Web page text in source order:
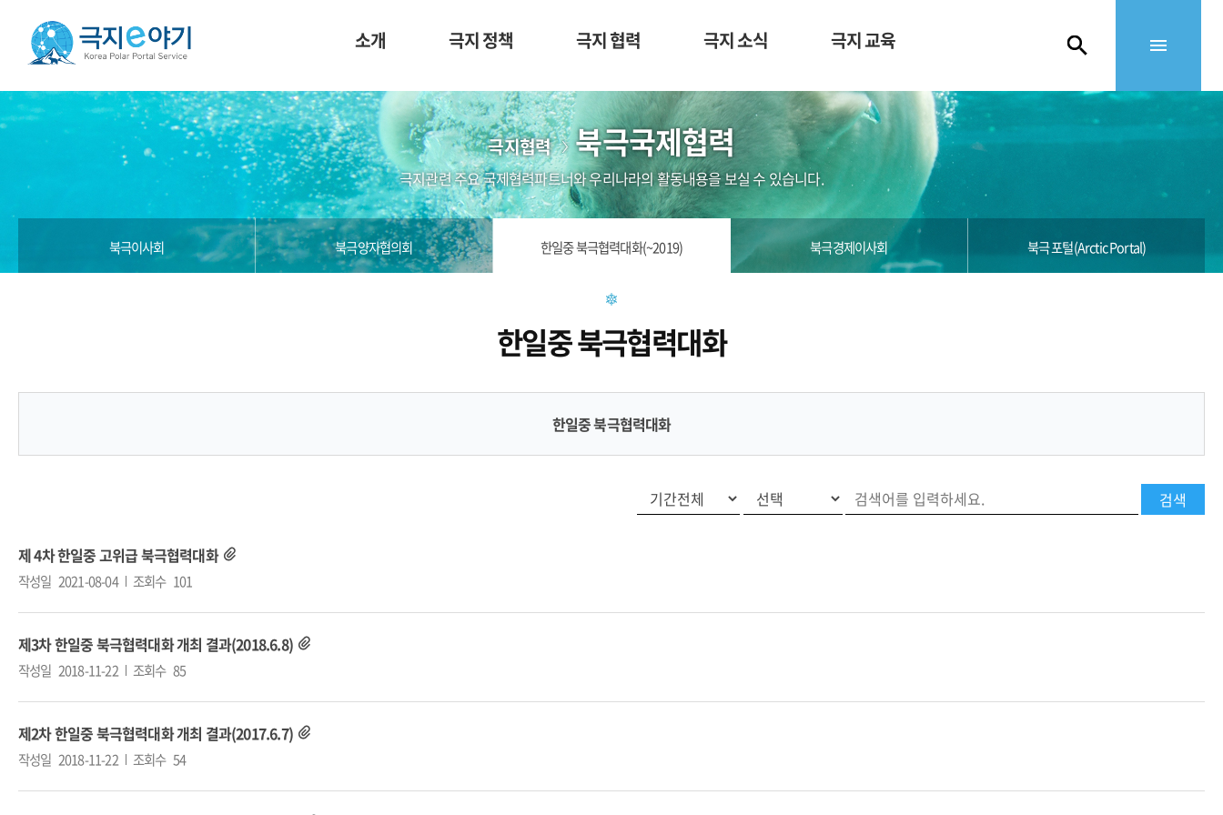
소개 극지 정책 극지 협력 극지 소식 극지 교육
극지협력 북극국제협력
극지관련 주요 국제협력파트너와 우리나라의 활동내용을 보실 수 있습니다.
북극이사회 북극양자협의회 한일중 북극협력대화(~2019) 북극경제이사회 북극 포털(Arctic Portal)
한일중 북극협력대화
한일중 북극협력대화
제 4차 한일중 고위급 북극협력대화
작성일 2021-08-04 조회수 101
제3차 한일중 북극협력대화 개최 결과(2018.6.8)
작성일 2018-11-22 조회수 85
제2차 한일중 북극협력대화 개최 결과(2017.6.7)
작성일 2018-11-22 조회수 54